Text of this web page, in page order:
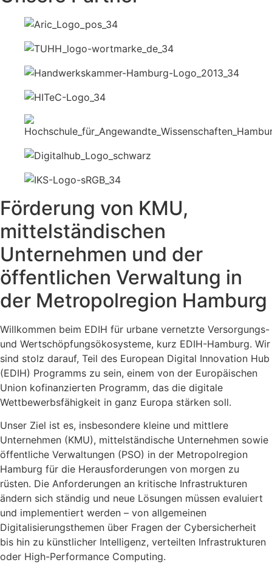
Förderung von KMU,
mittelständischen
Unternehmen und der
öffentlichen Verwaltung in
der Metropolregion Hamburg
Willkommen beim EDIH für urbane vernetzte Versorgungs-
und Wertschöpfungsökosysteme, kurz EDIH-Hamburg. Wir
sind stolz darauf, Teil des European Digital Innovation Hub
(EDIH) Programms zu sein, einem von der Europäischen
Union kofinanzierten Programm, das die digitale
Wettbewerbsfähigkeit in ganz Europa stärken soll.
Unser Ziel ist es, insbesondere kleine und mittlere
Unternehmen (KMU), mittelständische Unternehmen sowie
öffentliche Verwaltungen (PSO) in der Metropolregion
Hamburg für die Herausforderungen von morgen zu
rüsten. Die Anforderungen an kritische Infrastrukturen
ändern sich ständig und neue Lösungen müssen evaluiert
und implementiert werden – von allgemeinen
Digitalisierungsthemen über Fragen der Cybersicherheit
bis hin zu künstlicher Intelligenz, verteilten Infrastrukturen
oder High-Performance Computing.